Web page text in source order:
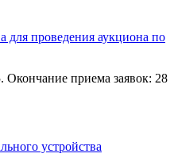
проведения аукциона по
Окончание приема заявок: 28
устройства